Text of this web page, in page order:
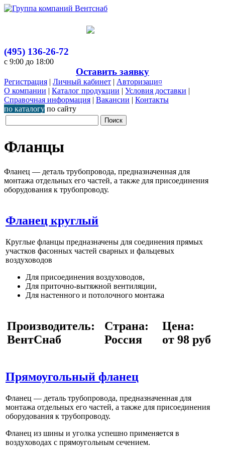
(495) 136-26-72
с 9:00 до 18:00
Оставить заявку
Регистрация | Личный кабинет | Авторизаци¤
О компании | Каталог продукции | Условия доставки |
Справочная информация | Вакансии | Контакты
по каталогу по сайту
Фланцы
Фланец — деталь трубопровода, предназначенная для
монтажа отдельных его частей, а также для присоединения
оборудования к трубопроводу.
Фланец круглый
Круглые фланцы предназначены для соединения прямых
участков фасонных частей сварных и фальцевых
воздуховодов
Для присоединения воздуховодов,
Для приточно-вытяжной вентиляции,
Для настенного и потолочного монтажа
Производитель:
ВентСнаб
Страна:
Россия
Цена:
от 98 руб
Прямоугольный фланец
Фланец — деталь трубопровода, предназначенная для
монтажа отдельных его частей, а также для присоединения
оборудования к трубопроводу.
Фланец из шины и уголка успешно применяется в
воздуховодах с прямоугольным сечением.